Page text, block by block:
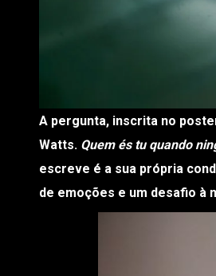
A pergunta, inscrita no poster promocional, persegue-nos em cada minuto do primeiro episódio da nova série de Naomi
Watts. Quem és tu quando
escreve é a sua própria
de emoções e um desafio à